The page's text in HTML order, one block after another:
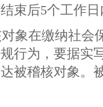
束后5个工作
对象在缴纳社
行为，要据实
被稽核对象。